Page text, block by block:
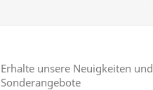
Erhalte unsere Neuigkeiten und
Sonderangebote